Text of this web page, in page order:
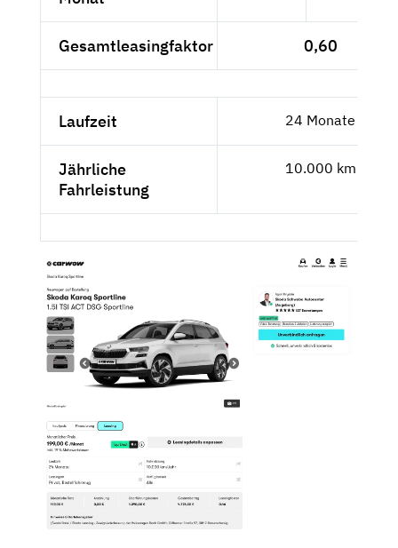
Gesamtleasingfaktor 0,60
Laufzeit 24 Monate
Jährliche
Fahrleistung
10.000 km